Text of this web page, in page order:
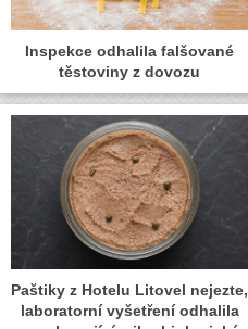
Inspekce odhalila falšované
těstoviny z dovozu
Paštiky z Hotelu Litovel nejezte,
laboratorní vyšetření odhalila